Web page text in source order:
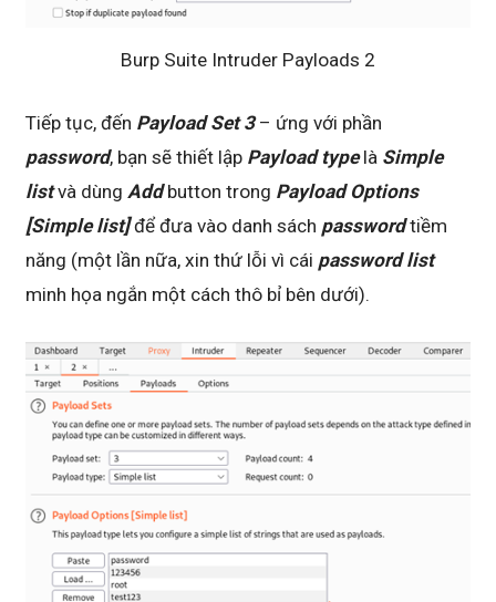
Burp Suite Intruder Payloads 2
Tiếp tục, đến Payload Set 3– ứng với phần
password, bạn sẽ thiết lập Payload typelà Simple
listvà dùng Addbutton trong Payload Options
[Simple list]để đưa vào danh sách passwordtiềm
năng (một lần nữa, xin thứ lỗi vì cái password list
minh họa ngắn một cách thô bỉ bên dưới).